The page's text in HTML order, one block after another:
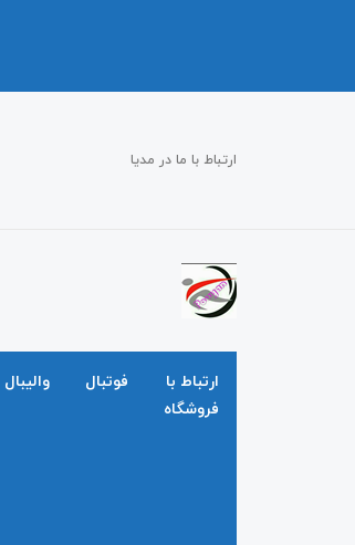
ارتباط با ما در مدیا
ارتباط با
فروشگاه
فوتبال والیبال